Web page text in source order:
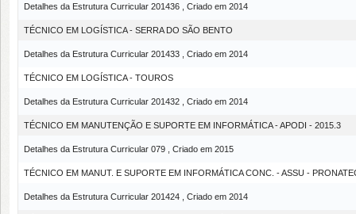
Detalhes da Estrutura Curricular 201436 , Criado em 2014
TÉCNICO EM LOGÍSTICA - SERRA DO SÃO BENTO
Detalhes da Estrutura Curricular 201433 , Criado em 2014
TÉCNICO EM LOGÍSTICA - TOUROS
Detalhes da Estrutura Curricular 201432 , Criado em 2014
TÉCNICO EM MANUTENÇÃO E SUPORTE EM INFORMÁTICA - APODI - 2015.3
Detalhes da Estrutura Curricular 079 , Criado em 2015
TÉCNICO EM MANUT. E SUPORTE EM INFORMÁTICA CONC. - ASSU -
Detalhes da Estrutura Curricular 201424 , Criado em 2014